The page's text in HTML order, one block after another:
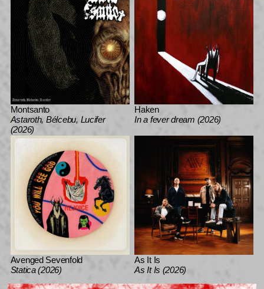
Montsanto
Astaroth, Bélcebu, Lucifer
(2026)
Haken
In a fever dream (2026)
Avenged Sevenfold
Statica (2026)
As It Is
As It Is (2026)